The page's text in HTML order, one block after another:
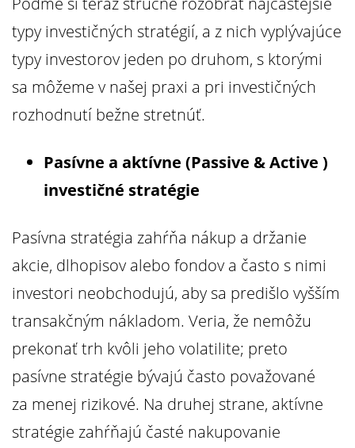
typy investičných stratégií, a z nich vyplývajúce
typy investorov jeden po druhom, s ktorými
sa môžeme v našej praxi a pri investičných
rozhodnutí bežne stretnúť.
Pasívne a aktívne (Passive & Active )
investičné stratégie
Pasívna stratégia zahŕňa nákup a držanie
akcie, dlhopisov alebo fondov a často s nimi
investori neobchodujú, aby sa predišlo vyšším
transakčným nákladom. Veria, že nemôžu
prekonať trh kvôli jeho volatilite; preto
pasívne stratégie bývajú často považované
za menej rizikové. Na druhej strane, aktívne
stratégie zahŕňajú časté nakupovanie